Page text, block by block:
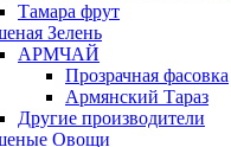
Тамара фрут
Зелень
АРМЧАЙ
Прозрачная фасовка
Армянский Тараз
Другие производители
Овощи